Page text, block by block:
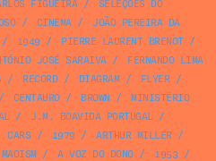
FIGUEIRA/
SELEÇÕES DO
/ CINEMA/
JOÃO PEREIRA DA
1949 / PIERRE LAURENT BRENOT/
JOSÉ SARAIVA/
FERNANDO LIMA
/ RECORD/ DIAGRAM/ FLYER/
/ CENTAURO/ BROWN /
MINISTÉRIO
/ J.M. BOAVIDA PORTUGAL/
CARS / 1979 / ARTHUR MILLER/
MAOISM/ A VOZ DO DONO/ 1953 /